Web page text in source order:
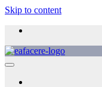
Skip to content